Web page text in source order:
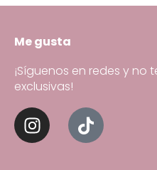
Me gusta
¡Síguenos en redes y
exclusivas!